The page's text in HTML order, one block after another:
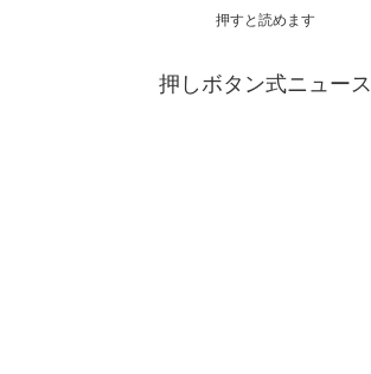
押すと読めます
押しボタン式ニュース